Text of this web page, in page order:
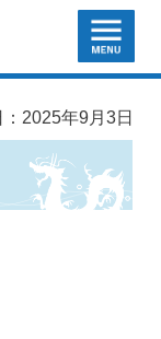
MENU
2025年9月3日